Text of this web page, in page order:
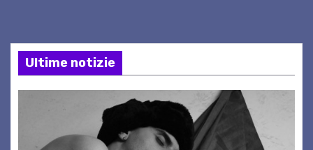
Ultime notizie